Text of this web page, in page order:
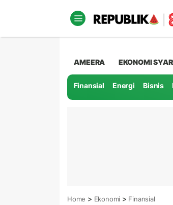
AMEERA EKONOMI
Finansial Energi Bisnis
Home > Ekonomi > Finansial